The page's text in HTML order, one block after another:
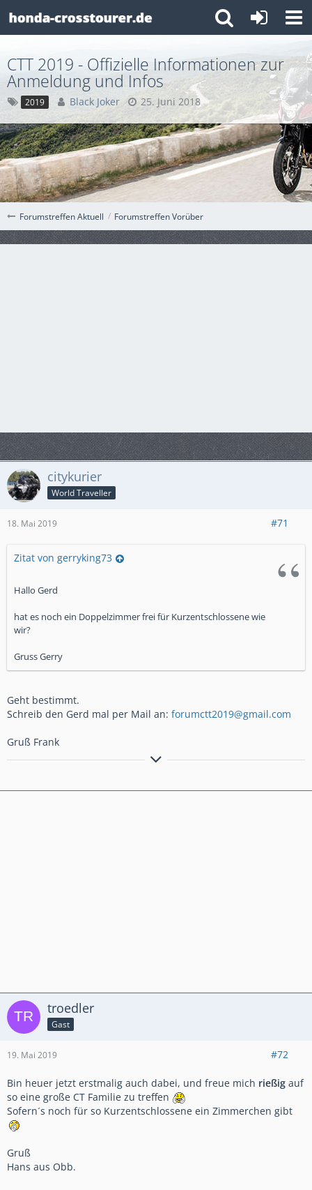
Forumstreffen Aktuell Forumstreffen Vorüber
CTT 2019 - Offizielle Informationen zur
Anmeldung und Infos
2019 Black Joker 25. Juni 2018
citykurier
World Traveller
18. Mai 2019 #71
Zitat von gerryking73
Hallo Gerd
hat es noch ein Doppelzimmer frei für Kurzentschlossene wie
wir?
Gruss Gerry
Geht bestimmt.
Schreib den Gerd mal per Mail an: forumctt2019@gmail.com
Gruß Frank
´15er Crosstourer DCT,Honda-Koffersatz, Ermax-
xStream-Werkzeugtasche, lights4all-Rauchglas-Rücklicht,SW-
troedler
Gast
19. Mai 2019 #72
Bin heuer jetzt erstmalig auch dabei, und freue mich rießig auf
so eine große CT Familie zu treffen
Sofern´s noch für so Kurzentschlossene ein Zimmerchen gibt
Gruß
Hans aus Obb.